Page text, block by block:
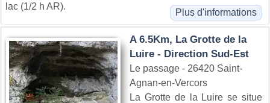
lac (1/2 h AR).
Plus d'informations
A 6.5Km, La Grotte de la
Luire - Direction Sud-Est
Le passage - 26420 Saint-
Agnan-en-Vercors
La Grotte de la Luire se situe